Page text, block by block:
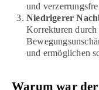
und
Niedrigerer
Korrekturen durch
und ermöglichen
Warum war